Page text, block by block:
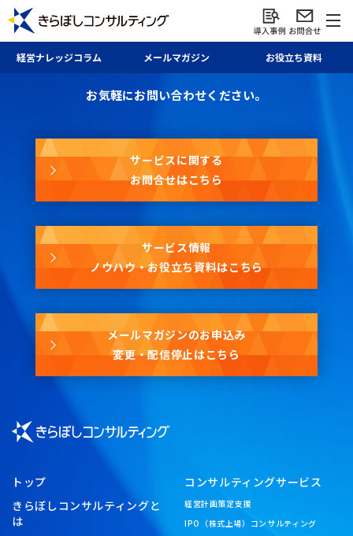
経営ナレッジコラム メールマガジン お役立ち資料
お問合せ・資料請求・
メールマガジン
お気軽にお問い合わせください。
サービスに関する
お問合せはこちら
サービス情報
ノウハウ・お役立ち資料はこちら
メールマガジンのお申込み
変更・配信停止はこちら
トップ
きらぼしコンサルティングと
は
コンサルティングサービス
経営計画策定支援
IPO（株式上場）コンサルティング